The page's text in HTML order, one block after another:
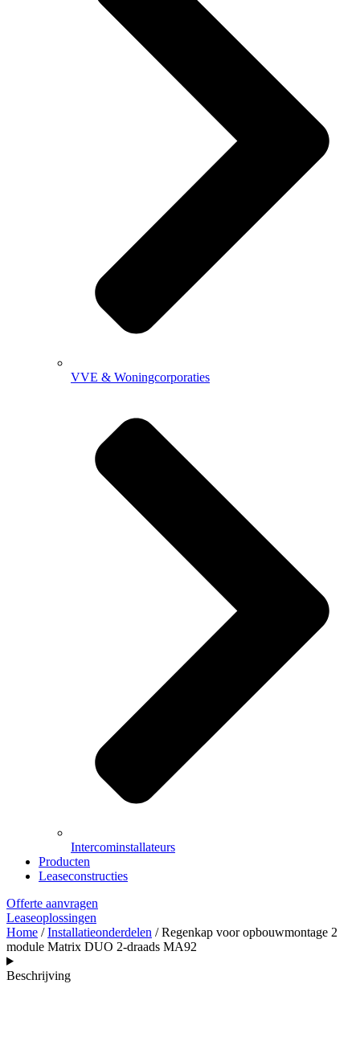
VVE & Woningcorporaties
Intercominstallateurs
Producten
Leaseconstructies
Offerte aanvragen
Leaseoplossingen
Home /Installatieonderdelen / Regenkap voor opbouwmontage 2
module Matrix DUO 2-draads MA92
Beschrijving